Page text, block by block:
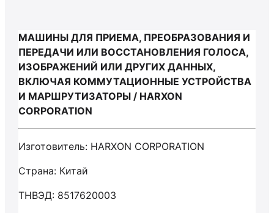
МАШИНЫ ДЛЯ ПРИЕМА, ПРЕОБРАЗОВАНИЯ И
ПЕРЕДАЧИ ИЛИ ВОССТАНОВЛЕНИЯ ГОЛОСА,
ИЗОБРАЖЕНИЙ ИЛИ ДРУГИХ ДАННЫХ,
ВКЛЮЧАЯ КОММУТАЦИОННЫЕ УСТРОЙСТВА
И МАРШРУТИЗАТОРЫ / HARXON
CORPORATION
Изготовитель: HARXON CORPORATION
Страна: Китай
ТНВЭД: 8517620003